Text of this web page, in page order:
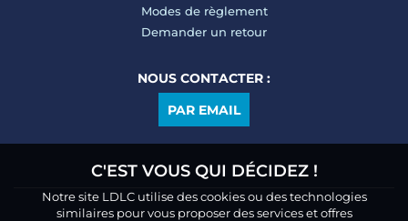
Modes de règlement
Demander un retour
NOUS CONTACTER :
PAR EMAIL
C'EST VOUS QUI DÉCIDEZ !
Notre site LDLC utilise des cookies ou des technologies
similaires pour vous proposer des services et offres